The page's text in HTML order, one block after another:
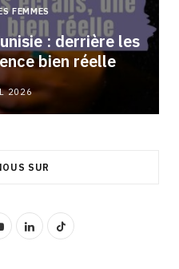
FEMMES
: derrière les
bien réelle
2026
SUR
Y
L
T